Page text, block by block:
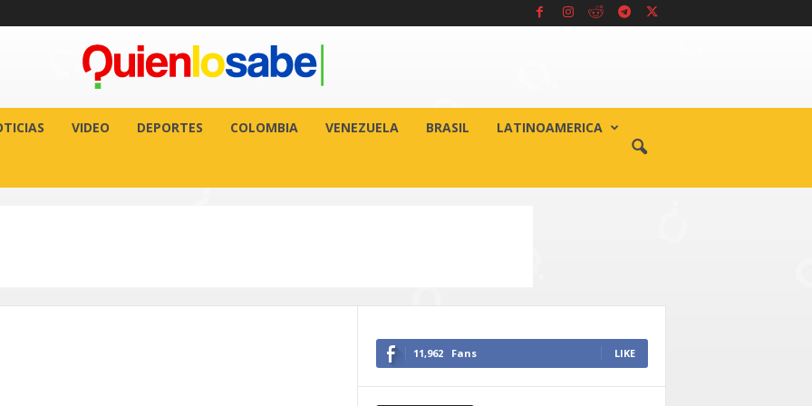
VIDEO DEPORTES COLOMBIA VENEZUELA BRASIL LATINOAMERICA
11,962 Fans LIKE